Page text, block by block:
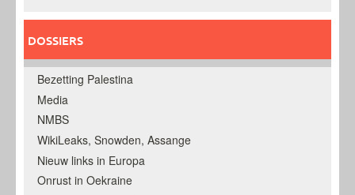
DOSSIERS
Bezetting Palestina
Media
NMBS
WikiLeaks, Snowden, Assange
Nieuw links in Europa
Onrust in Oekraine